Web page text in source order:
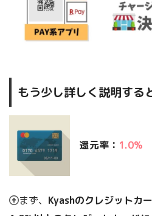
もう少し詳しく説明する
還元率： 1.0%
まず、 Kyashのクレジットカ